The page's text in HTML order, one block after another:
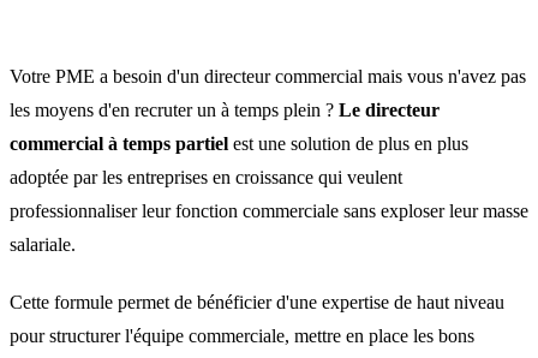
Votre PME a besoin d'un directeur commercial mais vous n'avez pas
les moyens d'en recruter un à temps plein ? Le directeur
commercial à temps partiel est une solution de plus en plus
adoptée par les entreprises en croissance qui veulent
professionnaliser leur fonction commerciale sans exploser leur masse
salariale.
Cette formule permet de bénéficier d'une expertise de haut niveau
pour structurer l'équipe commerciale, mettre en place les bons